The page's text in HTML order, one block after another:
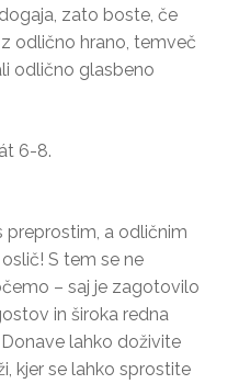
zato boste, če
odlično hrano, temveč
odlično glasbeno
6-8.
preprostim, a odličnim
S tem se ne
– saj je zagotovilo
in široka redna
lahko doživite
kjer se lahko sprostite